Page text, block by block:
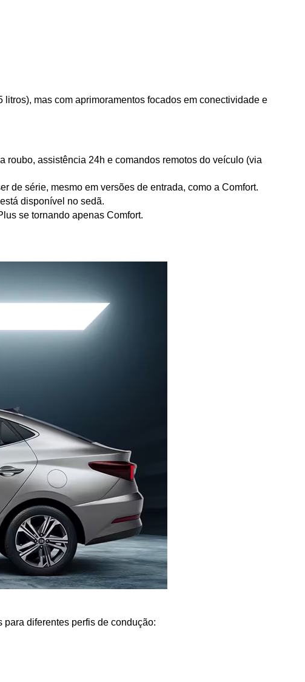
mas com aprimoramentos focados em conectividade e
roubo, assistência 24h e comandos remotos do veículo (via
de série, mesmo em versões de entrada, como a Comfort.
disponível no sedã.
se tornando apenas Comfort.
diferentes perfis de condução: